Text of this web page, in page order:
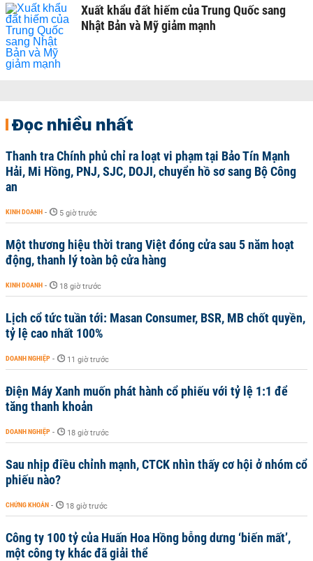
Xuất khẩu đất hiếm của Trung Quốc sang
Nhật Bản và Mỹ giảm mạnh
Đọc nhiều nhất
Thanh tra Chính phủ chỉ ra loạt vi phạm tại Bảo Tín Mạnh
Hải, Mi Hồng, PNJ, SJC, DOJI, chuyển hồ sơ sang Bộ Công
an
KINH DOANH - 5 giờ trước
Một thương hiệu thời trang Việt đóng cửa sau 5 năm hoạt
động, thanh lý toàn bộ cửa hàng
KINH DOANH - 18 giờ trước
Lịch cổ tức tuần tới: Masan Consumer, BSR, MB chốt quyền,
tỷ lệ cao nhất 100%
DOANH NGHIỆP - 11 giờ trước
Điện Máy Xanh muốn phát hành cổ phiếu với tỷ lệ 1:1 để
tăng thanh khoản
DOANH NGHIỆP - 18 giờ trước
Sau nhịp điều chỉnh mạnh, CTCK nhìn thấy cơ hội ở nhóm cổ
phiếu nào?
CHỨNG KHOÁN - 18 giờ trước
Công ty 100 tỷ của Huấn Hoa Hồng bỗng dưng ‘biến mất’,
một công ty khác đã giải thể